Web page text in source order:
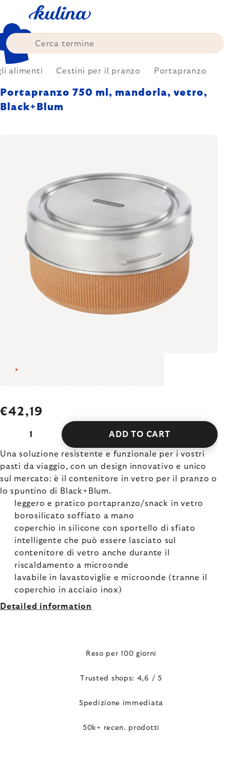
content
alimenti Cestini per il pranzo Portapranzo
Portapranzo 750 ml, mandorla, vetro,
Black+Blum
€42,19
ADD TO CART
Una soluzione resistente e funzionale per i vostri
pasti da viaggio, con un design innovativo e unico
sul mercato: è il contenitore in vetro per il pranzo o
lo spuntino di Black+Blum.
leggero e pratico portapranzo/snack in vetro
borosilicato soffiato a mano
coperchio in silicone con sportello di sfiato
intelligente che può essere lasciato sul
contenitore di vetro anche durante il
riscaldamento a microonde
lavabile in lavastoviglie e microonde (tranne il
coperchio in acciaio inox)
Detailed information
Reso per 100 giorni
Trusted shops: 4,6 / 5
Spedizione immediata
50k+ recen. prodotti